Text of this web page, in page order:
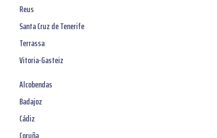
Reus
Santa Cruz de Tenerife
Terrassa
Vitoria-Gasteiz
Alcobendas
Badajoz
Cádiz